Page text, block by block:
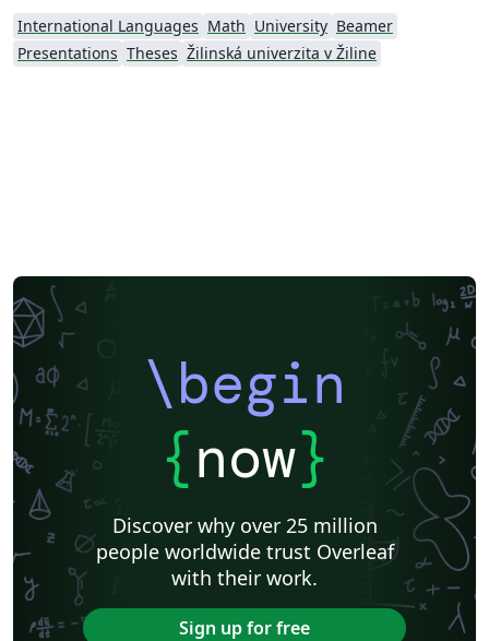
International Languages Math University Beamer
Presentations Theses Žilinská univerzita v Žiline
\begin
{now}
Discover why over 25 million
people worldwide trust Overleaf
with their work.
Sign up for free